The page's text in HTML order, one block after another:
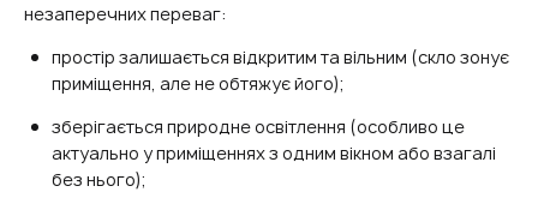
незаперечних переваг:
простір залишається відкритим та вільним (скло зонує
приміщення, але не обтяжує його);
зберігається природне освітлення (особливо це
актуально у приміщеннях з одним вікном або взагалі
без нього);